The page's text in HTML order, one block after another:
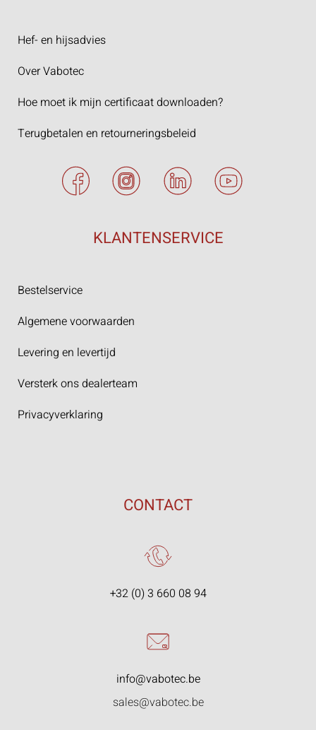
Hef- en hijsadvies
Over Vabotec
Hoe moet ik mijn certificaat downloaden?
Terugbetalen en retourneringsbeleid
KLANTENSERVICE
Bestelservice
Algemene voorwaarden
Levering en levertijd
Versterk ons dealerteam
Privacyverklaring
CONTACT
+32 (0) 3 660 08 94
info@vabotec.be
sales@vabotec.be